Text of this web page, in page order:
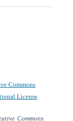
Commons
License.
Commons